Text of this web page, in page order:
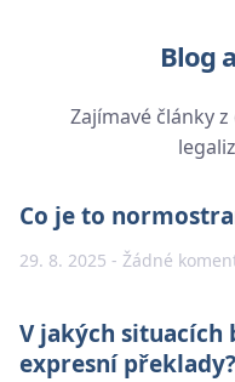
Blog
Zajímavé články
Co je to
29. 8. 2025 Žádné
V jakých
expresní překlady?